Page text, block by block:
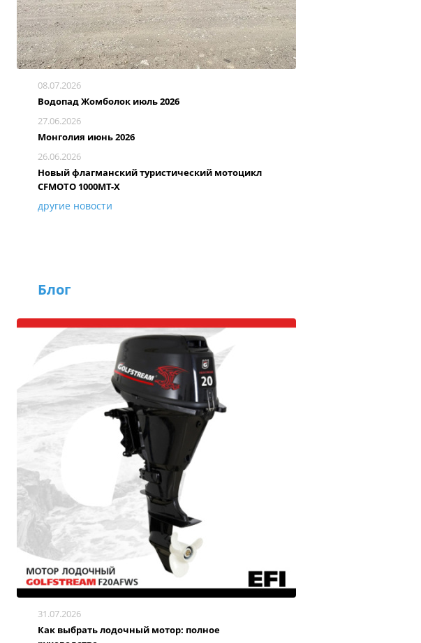
08.07.2026
Водопад Жомболок июль 2026
27.06.2026
Монголия июнь 2026
26.06.2026
Новый флагманский туристический мотоцикл
CFMOTO 1000MT-X
другие новости
Блог
31.07.2026
Как выбрать лодочный мотор: полное